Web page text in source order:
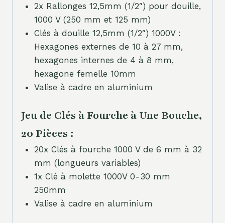
2x Rallonges 12,5mm (1/2″) pour douille,
1000 V (250 mm et 125 mm)
Clés à douille 12,5mm (1/2″) 1000V :
Hexagones externes de 10 à 27 mm,
hexagones internes de 4 à 8 mm,
hexagone femelle 10mm
Valise à cadre en aluminium
Jeu de Clés à Fourche à Une Bouche,
20 Pièces :
20x Clés à fourche 1000 V de 6 mm à 32
mm (longueurs variables)
1x Clé à molette 1000V 0-30 mm
250mm
Valise à cadre en aluminium